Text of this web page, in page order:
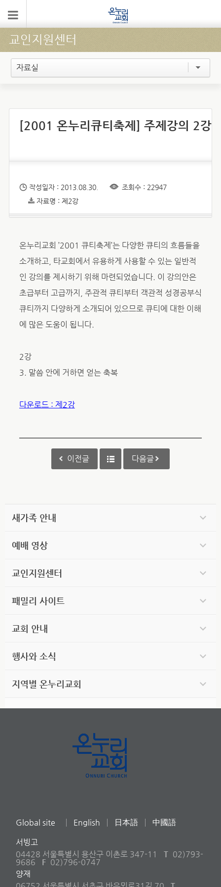
교인지원센터
자료실
[2001 온누리큐티축제] 주제강의 2강
작성일자 : 2013.08.30.
조회수 : 22947
자료명 : 제2강
온누리교회 ’2001 큐티축제’는 다양한 큐티의 흐름들을
소개하고, 타교회에서 유용하게 사용할 수 있는 일반적
인 강의를 제시하기 위해 마련되었습니다. 이 강의안은
초급부터 고급까지, 주관적 큐티부터 객관적 성경공부식
큐티까지 다양하게 소개되어 있으므로 큐티에 대한 이해
에 많은 도움이 됩니다.
2강
3. 말씀 안에 거하면 얻는 축복
다운로드 : 제2강
이전글 다음글
새가족 안내
예배 영상
교인지원센터
패밀리 사이트
교회 안내
행사와 소식
지역별 온누리교회
Global site English 日本語 中國語
서빙고
04428 서울특별시 용산구 이촌로 347-11
T 02)793-
9686
F 02)796-0747
양재